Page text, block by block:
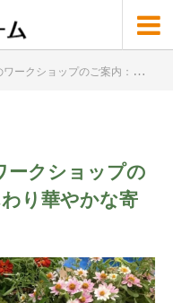
：春のお花でふんわり華やかな寄せ植えバスケット
ークショップの
り華やかな寄